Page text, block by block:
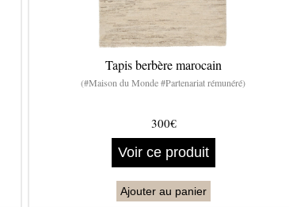
Tapis berbère marocain
(#Maison du Monde #Partenariat rémunéré)
300€
Voir ce produit
Ajouter au panier